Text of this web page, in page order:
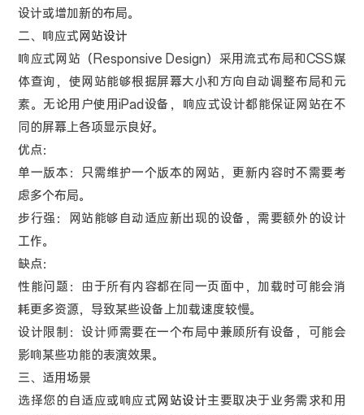
设计或增加新的布局。
二、响应式 网站设计
响应式网站（Responsive Design）采用流式布局和CSS媒
体查询，使网站能够根据屏幕大小和方向自动调整布局和元
素。无论用户使用iPad设备，响应式设计都能保证网站在不
同的屏幕上各项显示良好。
优点：
单一版本：只需维护一个版本的网站，更新内容时不需要考
虑多个布局。
步行强：网站能够自动适应新出现的设备，需要额外的设计
工作。
缺点：
性能问题：由于所有内容都在同一页面中，加载时可能会消
耗更多资源，导致某些设备上加载速度较慢。
设计限制：设计师需要在一个布局中兼顾所有设备，可能会
影响某些功能的表演效果。
三、适用场景
选择您的自适应或响应式 网站设计主要取决于业务需求和用